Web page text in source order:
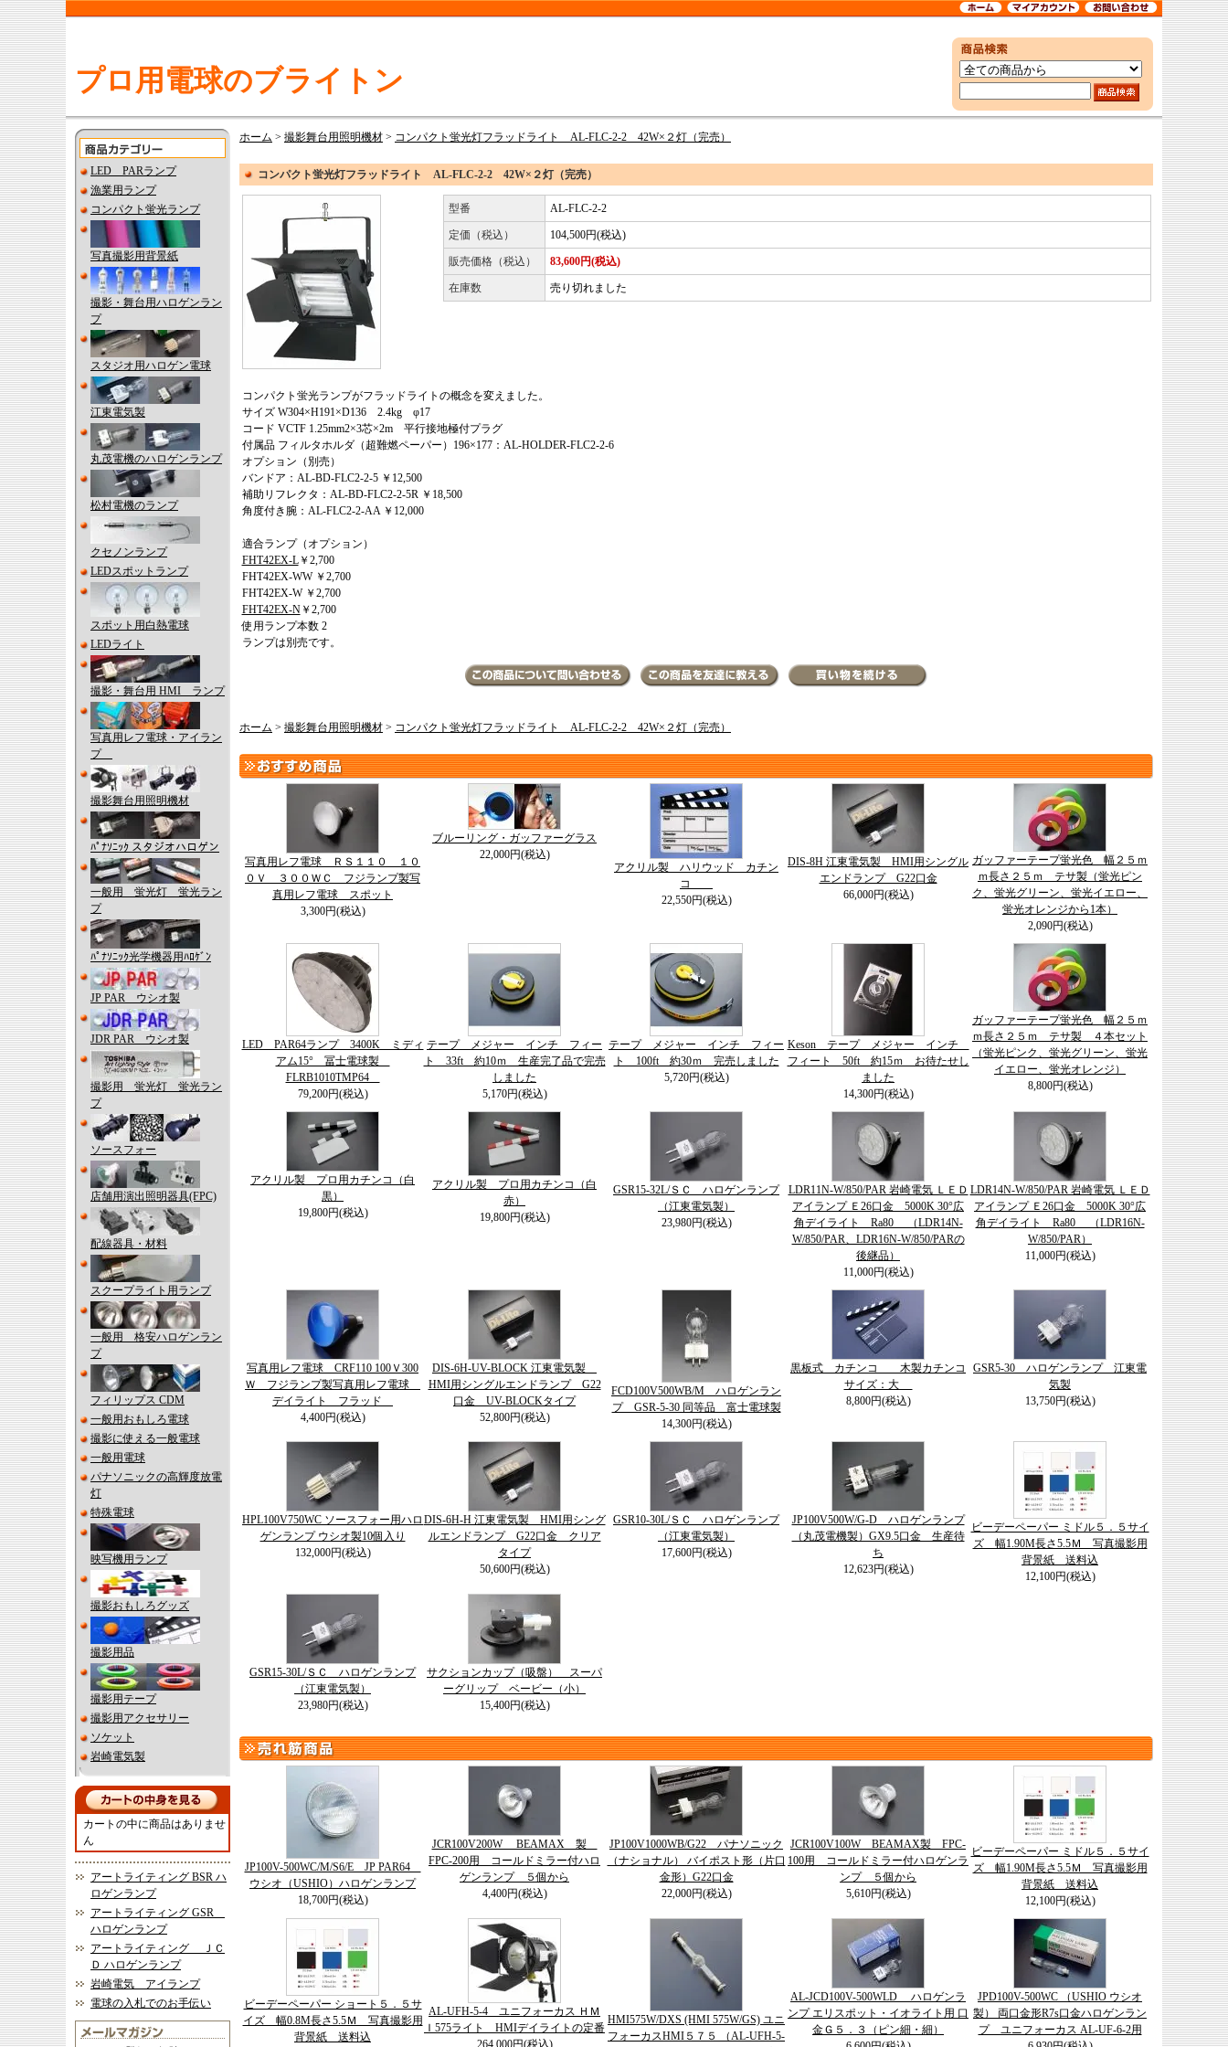
プロ用電球のブライトン
LED PARランプ
漁業用ランプ
コンパクト蛍光ランプ
写真撮影用背景紙
撮影・舞台用ハロゲンラン
プ
スタジオ用ハロゲン電球
江東電気製
丸茂電機のハロゲンランプ
松村電機のランプ
クセノンランプ
LEDスポットランプ
スポット用白熱電球
LEDライト
撮影・舞台用 HMI ランプ
写真用レフ電球・アイラン
プ
撮影舞台用照明機材
ﾊﾟﾅｿﾆｯｸ スタジオハロゲン
一般用 蛍光灯 蛍光ラン
プ
ﾊﾟﾅｿﾆｯｸ光学機器用ﾊﾛｹﾞﾝ
JP PAR ウシオ製
JDR PAR ウシオ製
撮影用 蛍光灯 蛍光ラン
プ
ソースフォー
店舗用演出照明器具(FPC)
配線器具・材料
スクープライト用ランプ
一般用 格安ハロゲンラン
プ
フィリップス CDM
一般用おもしろ電球
撮影に使える一般電球
一般用電球
パナソニックの高輝度放電
灯
特殊電球
映写機用ランプ
撮影おもしろグッズ
撮影用品
撮影用テープ
撮影用アクセサリー
ソケット
岩崎電気製
カートの中に商品はありませ
ん
アートライティング BSR ハ
ロゲンランプ
アートライティング GSR
ハロゲンランプ
アートライティング ＪＣ
Ｄ ハロゲンランプ
岩崎電気 アイランプ
電球の入札でのお手伝い
ホーム > 撮影舞台用照明機材 > コンパクト蛍光灯フラッドライト AL-FLC-2-2 42W×２灯（完売）
コンパクト蛍光灯フラッドライト AL-FLC-2-2 42W×２灯（完売）
型番 AL-FLC-2-2
定価（税込） 104,500円(税込)
販売価格（税込） 83,600円(税込)
在庫数 売り切れました
コンパクト蛍光ランプがフラッドライトの概念を変えました。
サイズ W304×H191×D136 2.4kg φ17
コード VCTF 1.25mm2×3芯×2m 平行接地極付プラグ
付属品 フィルタホルダ（超難燃ペーパー）196×177：AL-HOLDER-FLC2-2-6
オプション（別売）
バンドア：AL-BD-FLC2-2-5 ￥12,500
補助リフレクタ：AL-BD-FLC2-2-5R ￥18,500
角度付き腕：AL-FLC2-2-AA ￥12,000
適合ランプ（オプション）
FHT42EX-L￥2,700
FHT42EX-WW ￥2,700
FHT42EX-W ￥2,700
FHT42EX-N￥2,700
使用ランプ本数 2
ランプは別売です。
ホーム > 撮影舞台用照明機材 > コンパクト蛍光灯フラッドライト AL-FLC-2-2 42W×２灯（完売）
写真用レフ電球 ＲＳ１１０ １０
０Ｖ ３００ＷＣ フジランプ製写
真用レフ電球 スポット
3,300円(税込)
ブルーリング・ガッファーグラス
22,000円(税込)
アクリル製 ハリウッド カチン
コ
22,550円(税込)
DIS-8H 江東電気製 HMI用シングル
エンドランプ G22口金
66,000円(税込)
ガッファーテープ蛍光色 幅２５ｍ
ｍ長さ２５ｍ テサ製（蛍光ピン
ク、蛍光グリーン、蛍光イエロー、
蛍光オレンジから1本）
2,090円(税込)
LED PAR64ランプ 3400K ミディ
アム15° 冨士電球製
FLRB1010TMP64
79,200円(税込)
テープ メジャー インチ フィー
ト 33ft 約10ｍ 生産完了品で完売
しました
5,170円(税込)
テープ メジャー インチ フィー
ト 100ft 約30ｍ 完売しました
5,720円(税込)
Keson テープ メジャー インチ
フィート 50ft 約15ｍ お待たせし
ました
14,300円(税込)
ガッファーテープ蛍光色 幅２５ｍ
ｍ長さ２５ｍ テサ製 ４本セット
（蛍光ピンク、蛍光グリーン、蛍光
イエロー、蛍光オレンジ）
8,800円(税込)
アクリル製 プロ用カチンコ（白
黒）
19,800円(税込)
アクリル製 プロ用カチンコ（白
赤）
19,800円(税込)
GSR15-32L/ＳＣ ハロゲンランプ
（江東電気製）
23,980円(税込)
LDR11N-W/850/PAR 岩崎電気 ＬＥＤ
アイランプ Ｅ26口金 5000K 30°広
角デイライト Ra80 （LDR14N-
W/850/PAR、LDR16N-W/850/PARの
後継品）
11,000円(税込)
LDR14N-W/850/PAR 岩崎電気 ＬＥＤ
アイランプ Ｅ26口金 5000K 30°広
角デイライト Ra80 （LDR16N-
W/850/PAR）
11,000円(税込)
写真用レフ電球 CRF110 100Ｖ300
Ｗ フジランプ製写真用レフ電球
デイライト フラッド
4,400円(税込)
DIS-6H-UV-BLOCK 江東電気製
HMI用シングルエンドランプ G22
口金 UV-BLOCKタイプ
52,800円(税込)
FCD100V500WB/M ハロゲンラン
プ GSR-5-30 同等品 富士電球製
14,300円(税込)
黒板式 カチンコ 木製カチンコ
サイズ：大
8,800円(税込)
GSR5-30 ハロゲンランプ 江東電
気製
13,750円(税込)
HPL100V750WC ソースフォー用ハロ
ゲンランプ ウシオ製10個入り
132,000円(税込)
DIS-6H-H 江東電気製 HMI用シング
ルエンドランプ G22口金 クリア
タイプ
50,600円(税込)
GSR10-30L/ＳＣ ハロゲンランプ
（江東電気製）
17,600円(税込)
JP100V500W/G-D ハロゲンランプ
（丸茂電機製）GX9.5口金 生産待
ち
12,623円(税込)
ビーデーペーパー ミドル５．５サイ
ズ 幅1.90M長さ5.5Ｍ 写真撮影用
背景紙 送料込
12,100円(税込)
GSR15-30L/ＳＣ ハロゲンランプ
（江東電気製）
23,980円(税込)
サクションカップ（吸盤） スーパ
ーグリップ ベービー（小）
15,400円(税込)
JP100V-500WC/M/S6/E JP PAR64
ウシオ（USHIO）ハロゲンランプ
18,700円(税込)
JCR100V200W BEAMAX 製
FPC-200用 コールドミラー付ハロ
ゲンランプ ５個から
4,400円(税込)
JP100V1000WB/G22 パナソニック
（ナショナル） バイポスト形（片口
金形）G22口金
22,000円(税込)
JCR100V100W BEAMAX製 FPC-
100用 コールドミラー付ハロゲンラ
ンプ ５個から
5,610円(税込)
ビーデーペーパー ミドル５．５サイ
ズ 幅1.90M長さ5.5Ｍ 写真撮影用
背景紙 送料込
12,100円(税込)
ビーデーペーパー ショート５．５サ
イズ 幅0.8M長さ5.5Ｍ 写真撮影用
背景紙 送料込
AL-UFH-5-4 ユニフォーカス ＨＭ
Ｉ575ライト HMIデイライトの定番
HMI575W/DXS (HMI 575W/GS) ユニ
フォーカスHMI５７５ （AL-UFH-5-
AL-JCD100V-500WLD ハロゲンラ
ンプ エリスポット・イオライト用 口
金Ｇ５．３（ピン細・細）
JPD100V-500WC （USHIO ウシオ
製） 両口金形R7s口金ハロゲンラン
プ ユニフォーカス AL-UF-6-2用